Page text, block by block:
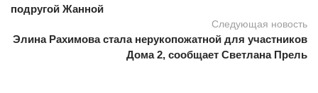
подругой Жанной
Следующая новость
Элина Рахимова стала нерукопожатной для участников
Дома 2, сообщает Светлана Прель